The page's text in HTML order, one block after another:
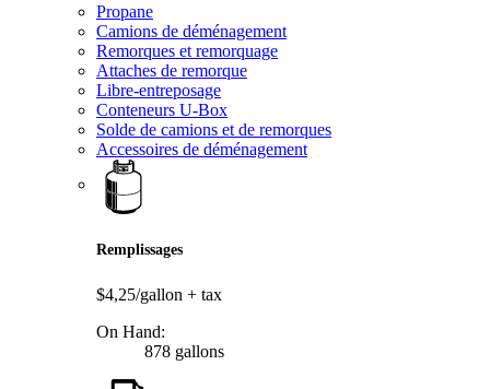
Propane
Camions de déménagement
Remorques et remorquage
Attaches de remorque
Libre-entreposage
Conteneurs U-Box
Solde de camions et de remorques
Accessoires de déménagement
Remplissages
$4,25/gallon + tax
On Hand:
878 gallons